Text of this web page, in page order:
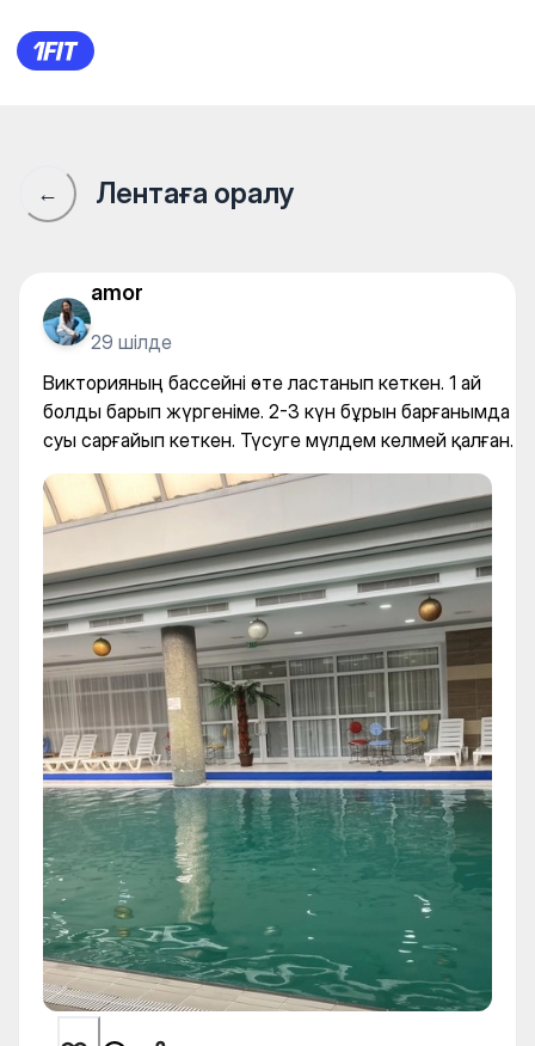
Викторияның бассейні өте
← Лентаға оралу
amor
29 шілде
Викторияның бассейні өте ластанып кеткен. 1 ай
болды барып жүргеніме. 2-3 күн бұрын барғанымда
суы сарғайып кеткен. Түсуге мүлдем келмей қалған.